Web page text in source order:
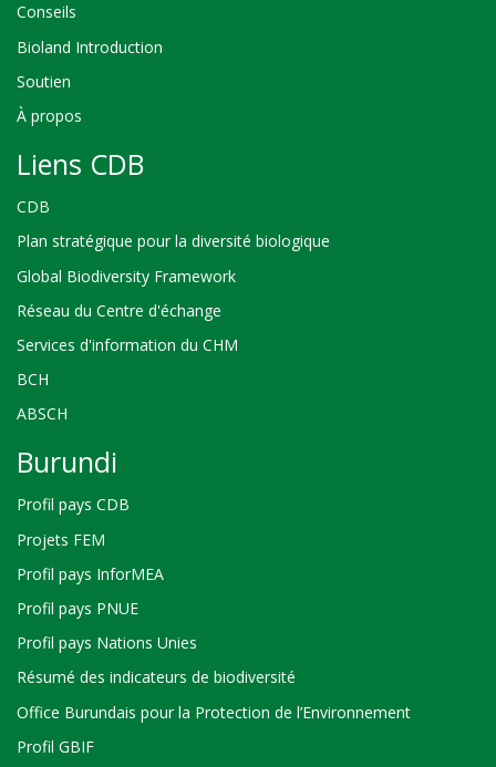
Conseils
Bioland Introduction
Soutien
À propos
Liens CDB
CDB
Plan stratégique pour la diversité biologique
Global Biodiversity Framework
Réseau du Centre d'échange
Services d'information du CHM
BCH
ABSCH
Burundi
Profil pays CDB
Projets FEM
Profil pays InforMEA
Profil pays PNUE
Profil pays Nations Unies
Résumé des indicateurs de biodiversité
Office Burundais pour la Protection de l’Environnement
Profil GBIF